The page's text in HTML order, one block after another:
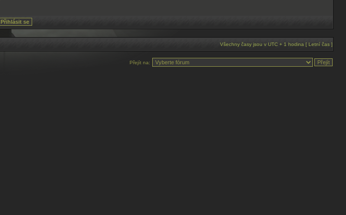
Všechny časy jsou v UTC + 1 hodina [ Letní čas ]
Přejít na: